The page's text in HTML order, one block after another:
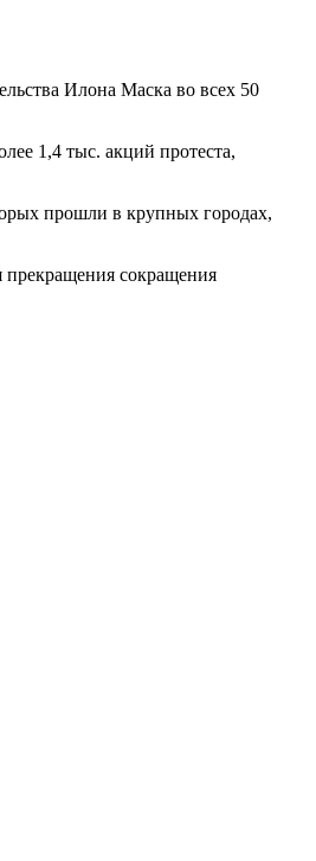
Илона Маска во всех 50
1,4 тыс. акций протеста,
прошли в крупных городах,
прекращения сокращения